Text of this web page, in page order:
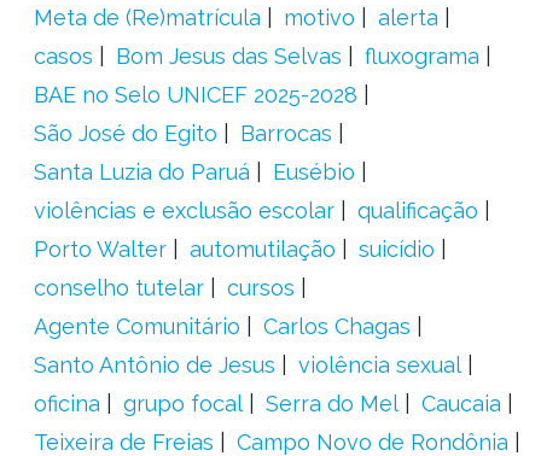
Meta de (Re)matrícula
motivo
alerta
casos
Bom Jesus das Selvas
fluxograma
BAE no Selo UNICEF 2025-2028
São José do Egito
Barrocas
Santa Luzia do Paruá
Eusébio
violências e exclusão escolar
qualificação
Porto Walter
automutilação
suicídio
conselho tutelar
cursos
Agente Comunitário
Carlos Chagas
Santo Antônio de Jesus
violência sexual
oficina
grupo focal Serra do Mel
Caucaia
Teixeira de Freias
Campo Novo de Rondônia